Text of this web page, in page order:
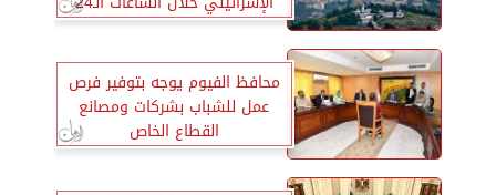
الماضية
محافظ الفيوم يوجه بتوفير فرص
عمل للشباب بشركات ومصانع
القطاع الخاص